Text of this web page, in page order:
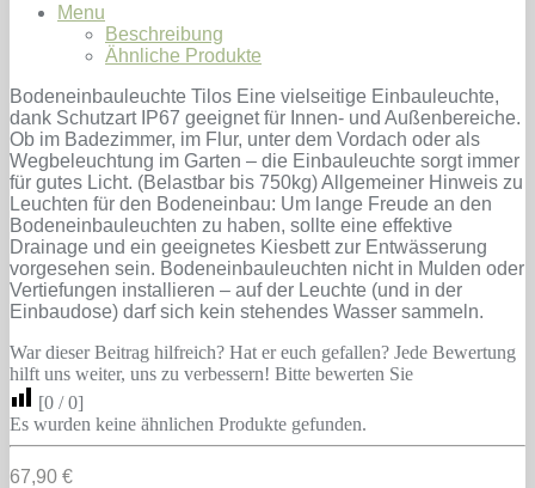
Menu
Beschreibung
Ähnliche Produkte
Bodeneinbauleuchte Tilos Eine vielseitige Einbauleuchte,
dank Schutzart IP67 geeignet für Innen- und Außenbereiche.
Ob im Badezimmer, im Flur, unter dem Vordach oder als
Wegbeleuchtung im Garten – die Einbauleuchte sorgt immer
für gutes Licht. (Belastbar bis 750kg) Allgemeiner Hinweis zu
Leuchten für den Bodeneinbau: Um lange Freude an den
Bodeneinbauleuchten zu haben, sollte eine effektive
Drainage und ein geeignetes Kiesbett zur Entwässerung
vorgesehen sein. Bodeneinbauleuchten nicht in Mulden oder
Vertiefungen installieren – auf der Leuchte (und in der
Einbaudose) darf sich kein stehendes Wasser sammeln.
War dieser Beitrag hilfreich? Hat er euch gefallen? Jede Bewertung
hilft uns weiter, uns zu verbessern! Bitte bewerten Sie
[0 /0]
Es wurden keine ähnlichen Produkte gefunden.
67,90 €